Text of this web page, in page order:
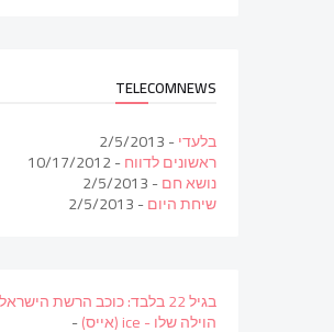
TELECOMNEWS
בלעדי- 2/5/2013
ראשונים לדווח- 10/17/2012
נושא חם- 2/5/2013
שיחת היום- 2/5/2013
בגיל 22 בלבד: כוכב הרשת
הוילה שלו - ice (אייס) -